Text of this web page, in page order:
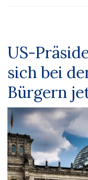
US-
sich bei
Bürgern